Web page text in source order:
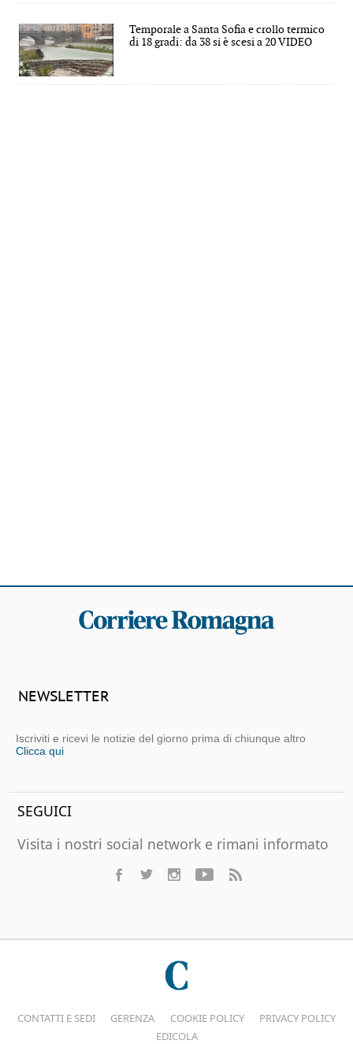
Temporale a Santa Sofia e crollo termico
di 18 gradi: da 38 si è scesi a 20 VIDEO
NEWSLETTER
Iscriviti e ricevi le notizie del giorno prima di chiunque altro
Clicca qui
SEGUICI
Visita i nostri social network e rimani informato
CONTATTI E SEDI GERENZA COOKIE POLICY
PRIVACY POLICY
EDICOLA